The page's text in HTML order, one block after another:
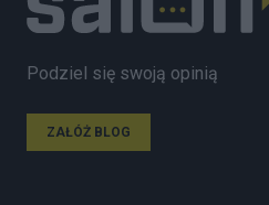
Podziel się swoją opinią
ZAŁÓŻ BLOG